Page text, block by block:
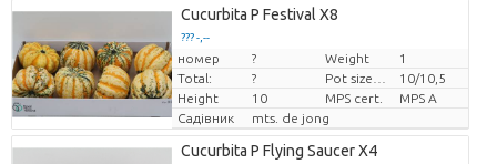
Cucurbita P Festival X8
??? -,--
Ціна за штуку
номер ? Weight
1
Total:
?
10/10,5
Height
10 MPS cert.
MPS A
Садівник
mts. de jong
Cucurbita P Flying Saucer X4